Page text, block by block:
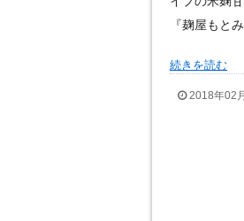
『麹屋もと
続きを読む
2018年02